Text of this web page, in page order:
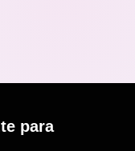
para